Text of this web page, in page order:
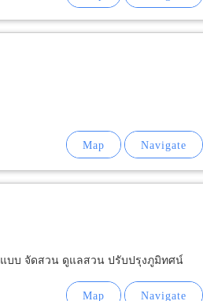
บบ จัดสวน ดูแลสวน ปรับปรุงภูมิทศน์